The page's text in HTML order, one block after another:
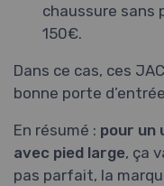
chaussure sans
150€.
Dans ce cas, ces
bonne porte
En résumé : pour un
avec pied large, ça
pas parfait, la